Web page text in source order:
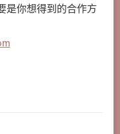
是你想得到的合作方